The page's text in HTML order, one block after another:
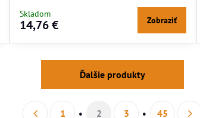
Skladom
14,76 € Zobraziť
Ďalšie produkty
1 2 3 45